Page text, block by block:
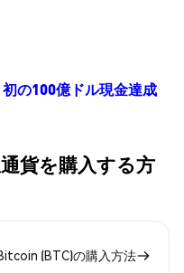
の100億ドル現金達成
貨を購入する方
(BTC)の購入方法